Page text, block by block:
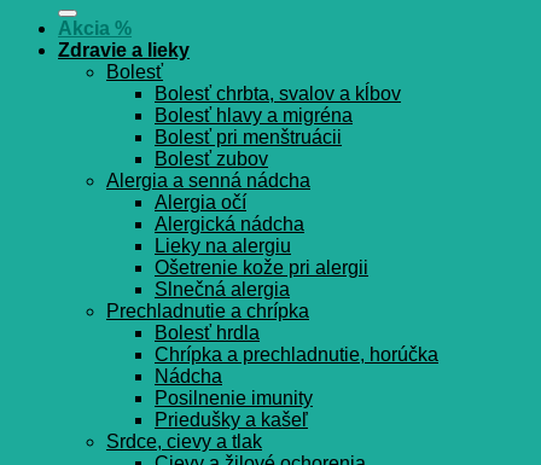
Akcia %
Zdravie a lieky
Bolesť
Bolesť chrbta, svalov a kĺbov
Bolesť hlavy a migréna
Bolesť pri menštruácii
Bolesť zubov
Alergia a senná nádcha
Alergia očí
Alergická nádcha
Lieky na alergiu
Ošetrenie kože pri alergii
Slnečná alergia
Prechladnutie a chrípka
Bolesť hrdla
Chrípka a prechladnutie, horúčka
Nádcha
Posilnenie imunity
Priedušky a kašeľ
Srdce, cievy a tlak